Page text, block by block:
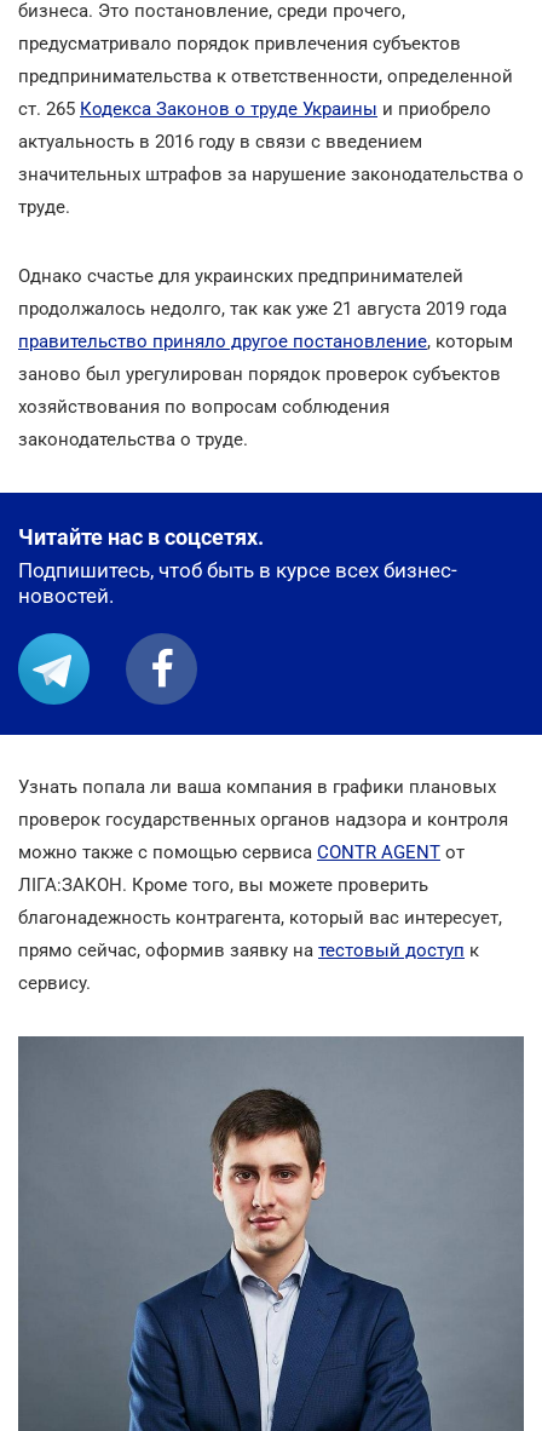
бизнеса. Это постановление, среди прочего,
предусматривало порядок привлечения субъектов
предпринимательства к ответственности, определенной
ст. 265 Кодекса Законов о труде Украины и приобрело
актуальность в 2016 году в связи с введением
значительных штрафов за нарушение законодательства о
труде.
Однако счастье для украинских предпринимателей
продолжалось недолго, так как уже 21 августа 2019 года
правительство приняло другое постановление, которым
заново был урегулирован порядок проверок субъектов
хозяйствования по вопросам соблюдения
законодательства о труде.
Читайте нас в соцсетях.
Подпишитесь, чтоб быть в курсе всех бизнес-
новостей.
Узнать попала ли ваша компания в графики плановых
проверок государственных органов надзора и контроля
можно также с помощью сервиса CONTR AGENT от
ЛІГА:ЗАКОН. Кроме того, вы можете проверить
благонадежность контрагента, который вас интересует,
прямо сейчас, оформив заявку на тестовый доступ к
сервису.